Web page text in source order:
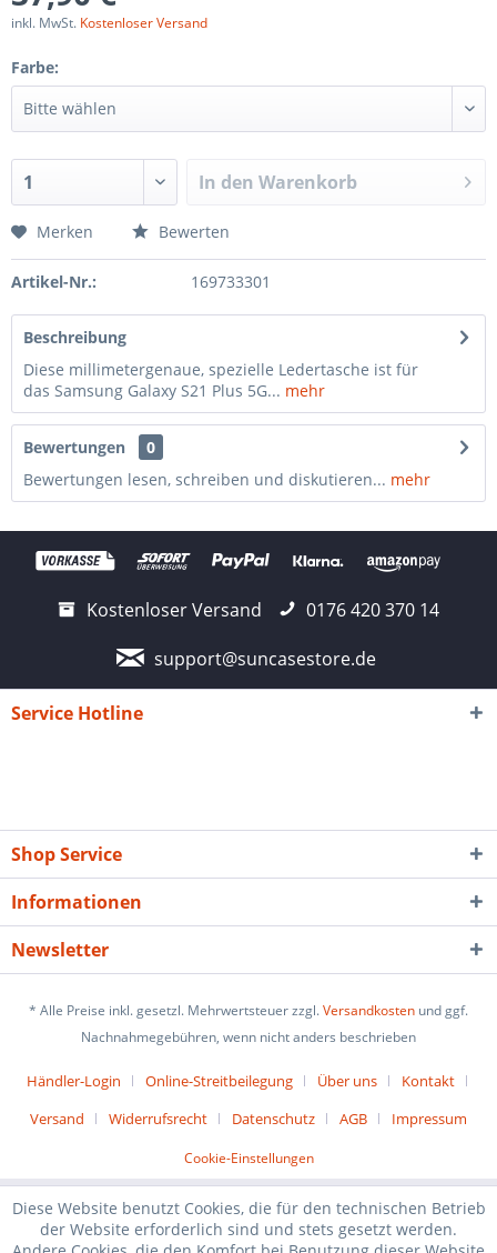
inkl. MwSt. Kostenloser Versand
Farbe:
In den Warenkorb
Merken Bewerten
Artikel-Nr.: 169733301
Beschreibung
Diese millimetergenaue, spezielle Ledertasche ist für
das Samsung Galaxy S21 Plus 5G... mehr
Bewertungen
0
Bewertungen lesen, schreiben und diskutieren... mehr
Kostenloser Versand
0176 420 370 14
support@suncasestore.de
Service Hotline
Shop Service
Informationen
Newsletter
* Alle Preise inkl. gesetzl. Mehrwertsteuer zzgl.Versandkosten und ggf.
Nachnahmegebühren, wenn nicht anders beschrieben
Händler-Login Online-Streitbeilegung Über uns
Kontakt
Versand
Widerrufsrecht Datenschutz AGB Impressum
Cookie-Einstellungen
Diese Website benutzt Cookies, die für den technischen Betrieb
der Website erforderlich sind und stets gesetzt werden.